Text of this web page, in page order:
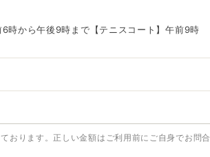
時から午後9時まで【テニスコート】午前9時
おります。正しい金額はご利用前にご自身でお問合